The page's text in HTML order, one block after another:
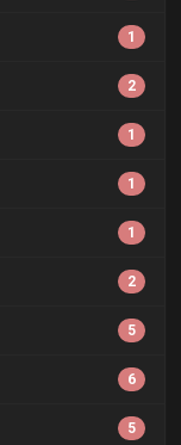
1
2
1
1
1
2
5
6
5